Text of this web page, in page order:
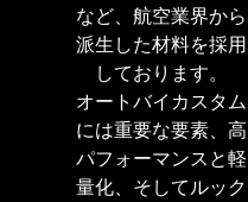
など、航空業界から
派生した材料を採用
しております。
オートバイカスタム
には重要な要素、高
パフォーマンスと軽
量化、そしてルック